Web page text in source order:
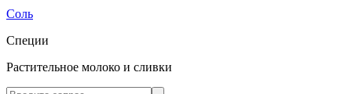
Соль
Специи
Растительное молоко и сливки